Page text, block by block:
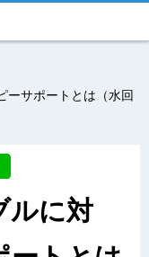
ーサポートとは（水回
ルに対